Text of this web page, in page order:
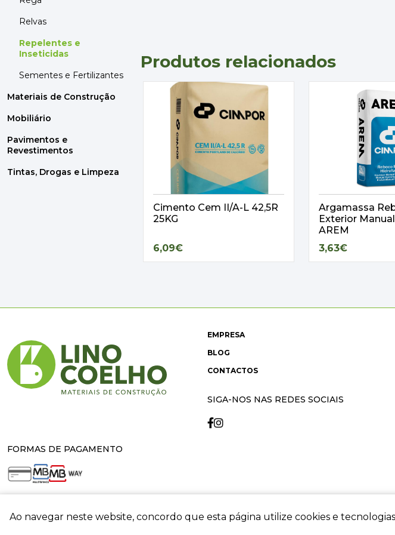
Relvas
Repelentes e
Inseticidas
Sementes e Fertilizantes
Materiais de Construção
Mobiliário
Pavimentos e
Revestimentos
Tintas, Drogas e Limpeza
Produtos relacionados
Cimento Cem II/A-L 42,5R
25KG
6,09€
Argamassa
Exterior Manual
AREM
3,63€
Ao navegar neste website, concordo que esta página utilize cookies e
FORMAS DE PAGAMENTO
EMPRESA
BLOG
CONTACTOS
SIGA-NOS NAS REDES SOCIAIS
critec